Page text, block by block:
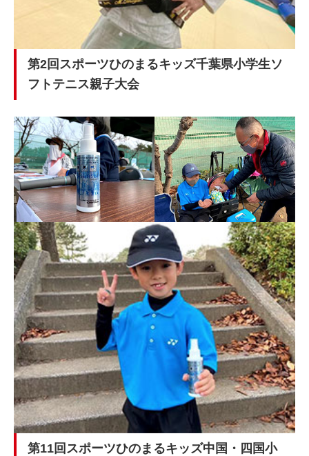
第2回スポーツひのまるキッズ千葉県小学生ソ
フトテニス親子大会
第11回スポーツひのまるキッズ中国・四国小